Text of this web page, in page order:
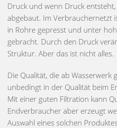
Druck und wenn Druck
abgebaut. Im Verbrauchernetzt
in Rohre gepresst und unter
gebracht. Durch den Druck
Struktur. Aber das ist nicht alles.
Die Qualität, die ab
unbedingt in der Qualität beim
Mit einer guten Filtration kann
Endverbraucher aber erzeugt
Auswahl eines solchen